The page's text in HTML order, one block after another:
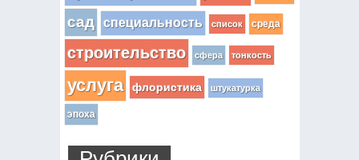
сад специальность список среда
строительство сфера тонкость
услуга флористика штукатурка
эпоха